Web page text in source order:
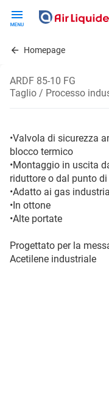
contentHomepage
ARDF 85-10 FG
Taglio / Processo
•Valvola di sicurezza
blocco termico
•Montaggio in uscita
riduttore o dal punto
•Adatto ai gas
•In ottone
•Alte portate
Progettato per la
Acetilene industriale